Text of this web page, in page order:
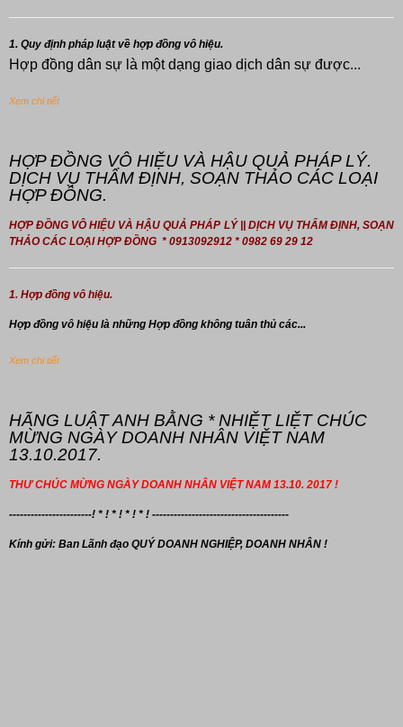
1. Quy định pháp luật về hợp đồng vô hiệu.
Hợp đồng dân sự là một dạng giao dịch dân sự được...
Xem chi tiết
HỢP ĐỒNG VÔ HIỆU VÀ HẬU QUẢ PHÁP LÝ.
DỊCH VỤ THẨM ĐỊNH, SOẠN THẢO CÁC LOẠI
HỢP ĐỒNG.
HỢP ĐỒNG VÔ HIỆU VÀ HẬU QUẢ PHÁP LÝ || DỊCH VỤ THẨM ĐỊNH, SOẠN
THẢO CÁC LOẠI HỢP ĐỒNG * 0913092912 * 0982 69 29 12
1. Hợp đồng vô hiệu.
Hợp đồng vô hiệu là những Hợp đồng không tuân thủ các...
Xem chi tiết
HÃNG LUẬT ANH BẰNG * NHIỆT LIỆT CHÚC
MỪNG NGÀY DOANH NHÂN VIỆT NAM
13.10.2017.
THƯ CHÚC MỪNG NGÀY DOANH NHÂN VIỆT NAM 13.10. 2017 !
-----------------------! * ! * ! * ! * ! --------------------------------------
Kính gửi: Ban Lãnh đạo QUÝ DOANH NGHIỆP, DOANH NHÂN !